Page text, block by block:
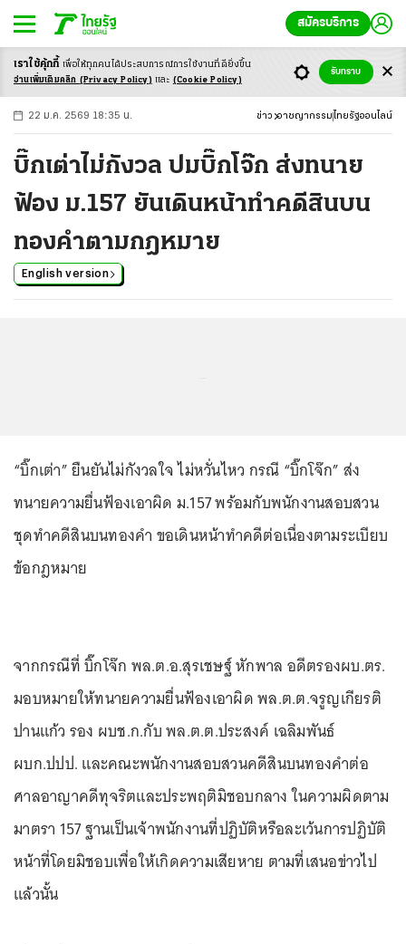
สมัครบริการ
-ก ก ก+
22 ม.ค. 2569 18:35 น. ข่าว อาชญากรรม ไทยรัฐออนไลน์
บิ๊กเต่าไม่กังวล ปมบิ๊กโจ๊ก ส่งทนาย
ฟ้อง ม.157 ยันเดินหน้าทำคดีสินบน
ทองคำตามกฎหมาย
English version
“บิ๊กเต่า” ยืนยันไม่กังวลใจ ไม่หวั่นไหว กรณี “บิ๊กโจ๊ก” ส่ง
ทนายความยื่นฟ้องเอาผิด ม.157 พร้อมกับพนักงานสอบสวน
ชุดทำคดีสินบนทองคำ ขอเดินหน้าทำคดีต่อเนื่องตามระเบียบ
ข้อกฎหมาย
จากกรณีที่ บิ๊กโจ๊ก พล.ต.อ.สุรเชษฐ์ หักพาล อดีตรองผบ.ตร.
มอบหมายให้ทนายความยื่นฟ้องเอาผิด พล.ต.ต.จรูญเกียรติ
ปานแก้ว รอง ผบช.ก.กับ พล.ต.ต.ประสงค์ เฉลิมพันธ์
ผบก.ปปป. และคณะพนักงานสอบสวนคดีสินบนทองคำต่อ
ศาลอาญาคดีทุจริตและประพฤติมิชอบกลาง ในความผิดตาม
มาตรา 157 ฐานเป็นเจ้าพนักงานที่ปฏิบัติหรือละเว้นการปฏิบัติ
หน้าที่โดยมิชอบเพื่อให้เกิดความเสียหาย ตามที่เสนอข่าวไป
แล้วนั้น
เราใช้คุ้กกี้ เพื่อให้ทุกคนได้ประสบการณ์การใช้งานที่ดียิ่งขึ้น
อ่านเพิ่มเติมคลิก (Privacy Policy) และ (Cookie Policy)
รับทราบ